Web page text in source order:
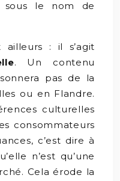
sous le nom de
: il s’agit
. Un contenu
pas de la
ou en Flandre.
culturelles
consommateurs
c’est dire à
n’est qu’une
Cela érode la